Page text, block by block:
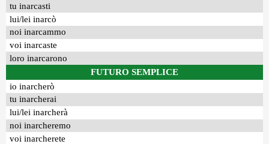
tu inarcasti
lui/lei inarcò
noi inarcammo
voi inarcaste
loro inarcarono
FUTURO SEMPLICE
io inarcherò
tu inarcherai
lui/lei inarcherà
noi inarcheremo
voi inarcherete